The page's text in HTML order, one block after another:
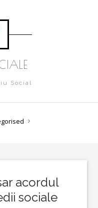
Social
acordul
sociale